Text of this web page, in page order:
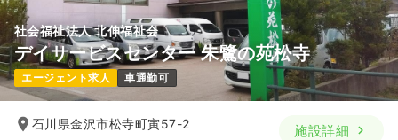
社会福祉法人 北伸福祉会
デイサービスセンター 朱鷺の苑松寺
エージェント求人 車通勤可
石川県金沢市松寺町寅57-2 施設詳細